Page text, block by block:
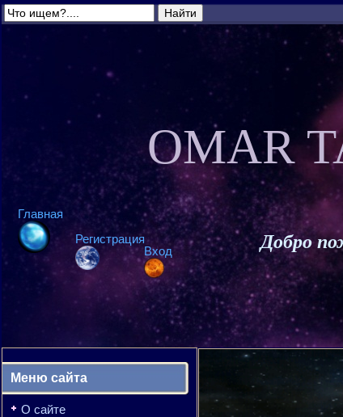
Главная
Регистрация
Вход
OMAR
Добро
Меню сайта
О сайте